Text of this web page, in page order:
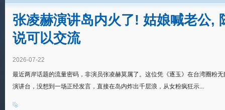
张凌赫演讲岛内火了! 姑娘喊老公,
说可以交流
2026-07-22
最近两岸话题的流量密码，非演员张凌赫莫属了。这位凭《逐玉》在台湾圈粉
演讲台，没想到一场正经发言，直接在岛内炸出千层浪，从女粉疯狂示...